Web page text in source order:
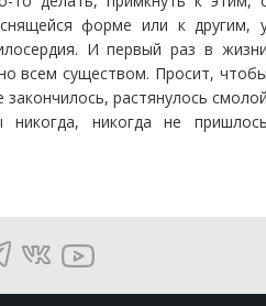
форме или к другим,
И первый раз в
всем существом. Просит,
закончилось, растянулось
никогда не